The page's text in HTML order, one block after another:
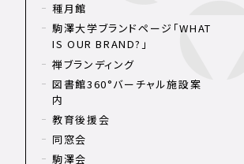
種月館
駒澤大学ブランドページ「WHAT
IS OUR BRAND?」
禅ブランディング
図書館360°バーチャル施設案
内
教育後援会
同窓会
駒澤会